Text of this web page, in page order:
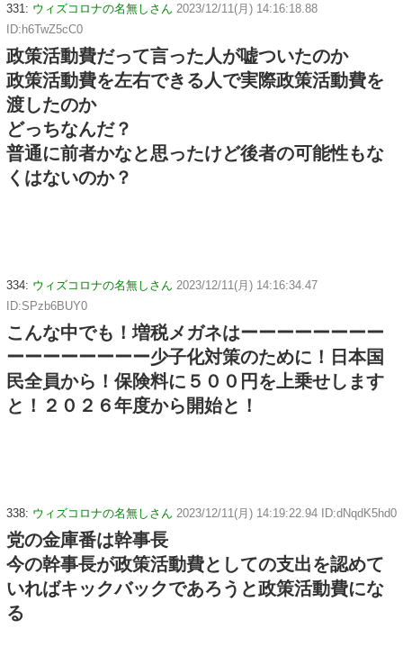
331: ウィズコロナの名無しさん 2023/12/11(月) 14:16:18.88
ID:h6TwZ5cC0
政策活動費だって言った人が嘘ついたのか
政策活動費を左右できる人で実際政策活動費を
渡したのか
どっちなんだ？
普通に前者かなと思ったけど後者の可能性もな
くはないのか？
334: ウィズコロナの名無しさん 2023/12/11(月) 14:16:34.47
ID:SPzb6BUY0
こんな中でも！増税メガネはーーーーーーーー
ーーーーーーーー少子化対策のために！日本国
民全員から！保険料に５００円を上乗せします
と！２０２６年度から開始と！
338: ウィズコロナの名無しさん 2023/12/11(月) 14:19:22.94 ID:dNqdK5hd0
党の金庫番は幹事長
今の幹事長が政策活動費としての支出を認めて
いればキックバックであろうと政策活動費にな
る